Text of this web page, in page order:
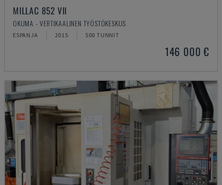
MILLAC 852 VII
OKUMA - VERTIKAALINEN TYÖSTÖKESKUS
ESPANJA 2015 500 TUNNIT
146 000 €